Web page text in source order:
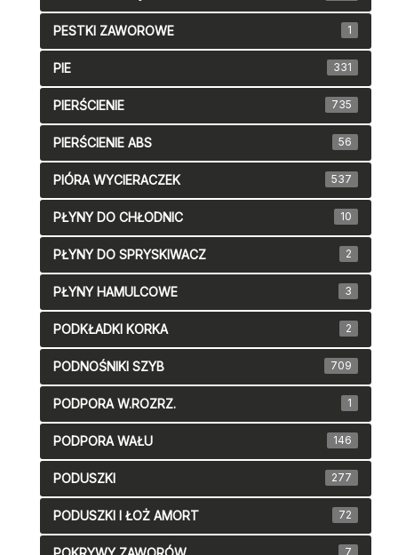
PESTKI ZAWOROWE 1
PIE 331
PIERŚCIENIE 735
PIERŚCIENIE ABS 56
PIÓRA WYCIERACZEK 537
PŁYNY DO CHŁODNIC 10
PŁYNY DO SPRYSKIWACZ 2
PŁYNY HAMULCOWE 3
PODKŁADKI KORKA 2
PODNOŚNIKI SZYB 709
PODPORA W.ROZRZ. 1
PODPORA WAŁU 146
PODUSZKI 277
PODUSZKI I ŁOŻ AMORT 72
7